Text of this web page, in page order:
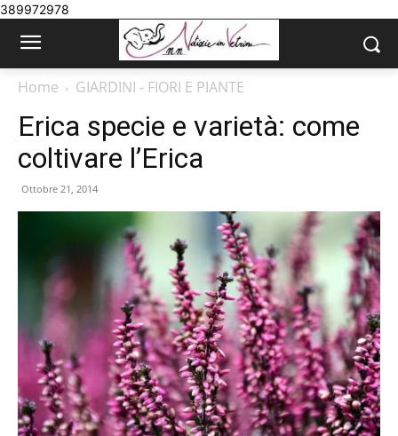
389972978
Home GIARDINI - FIORI E PIANTE
Erica specie e varietà: come
coltivare l’Erica
Ottobre 21, 2014